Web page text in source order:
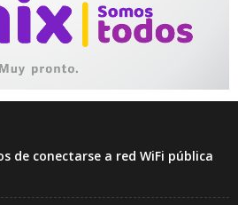
de conectarse a red WiFi pública